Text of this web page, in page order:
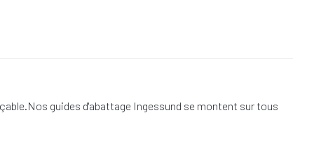
guides d'abattage Ingessund se montent sur tous